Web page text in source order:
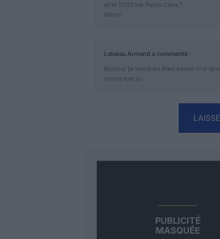
et le 13/01 sur Punta Cana ?
Merci
Labeau Armand a commenté :
Bonjour je voudrais bien savoir ci xl
roissy merci.
PUBLICITÉ
MASQUÉE